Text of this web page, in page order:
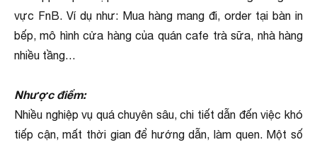
vực FnB. Ví dụ như: Mua hàng mang đi, order tại bàn in
bếp, mô hình cửa hàng của quán cafe trà sữa, nhà hàng
nhiều tầng…
Nhược điểm:
Nhiều nghiệp vụ quá chuyên sâu, chi tiết dẫn đến việc khó
tiếp cận, mất thời gian để hướng dẫn, làm quen. Một số